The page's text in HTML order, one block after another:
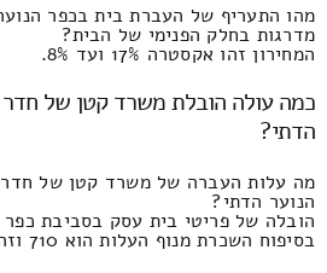
מהו התעריף של העברת בית בכפר
מדרגות בחלק הפנימי של הבית?
המחירון זהו אקסטרה 17% ועד 8%.
כמה עולה הובלת משרד קטן של
הדתי?
מה עלות העברה של משרד קטן של
הנוער הדתי?
הובלה של פריטי בית עסק בסביבת כפר
בסיפוח השכרת מנוף העלות הוא 710 וזה מגיע עד 290 שקל.